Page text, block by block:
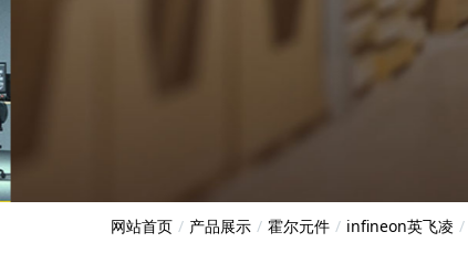
网站首页 产品展示 霍尔元件 infineon英飞凌